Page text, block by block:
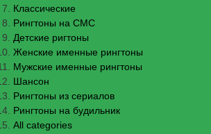
Классические
Рингтоны на СМС
Детские ригтоны
Женские именные рингтоны
Мужские именные рингтоны
Шансон
Рингтоны из сериалов
Рингтоны на будильник
All categories